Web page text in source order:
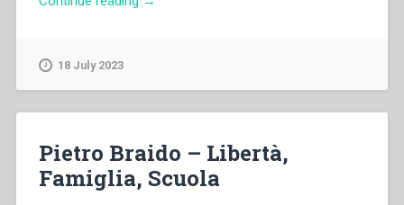
18 July 2023
Pietro Braido – Libertà,
Famiglia, Scuola